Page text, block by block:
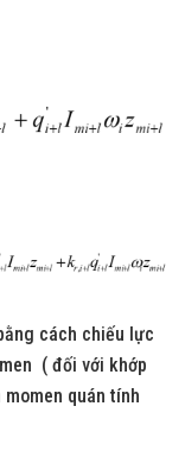
cách chiếu lực
( đối với khớp
quán tính